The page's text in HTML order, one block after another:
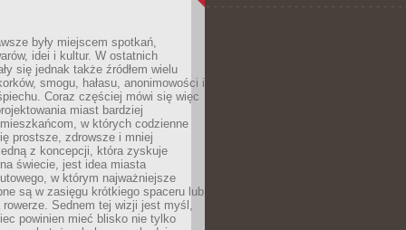
były miejscem spotkań,
idei i kultur. W ostatnich
się jednak także źródłem wielu
smogu, hałasu, anonimowości i
Coraz częściej mówi się więc
miast bardziej
w których codzienne
prostsze, zdrowsze i mniej
z koncepcji, która zyskuje
świecie, jest idea miasta
w którym najważniejsze
są w zasięgu krótkiego spaceru lub
rowerze. Sednem tej wizji jest myśl,
powinien mieć blisko nie tylko